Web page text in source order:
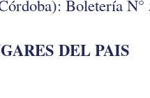
Boletería N°
DEL PAIS